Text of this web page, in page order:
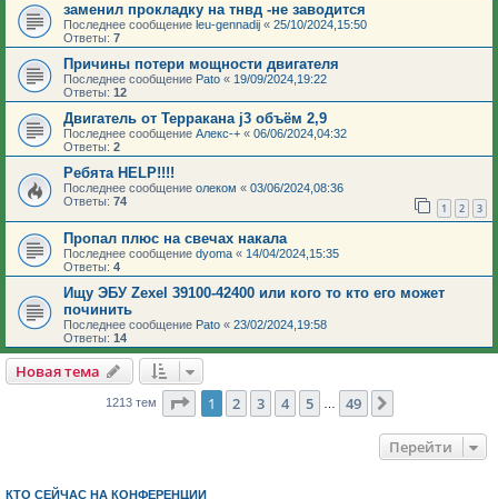
заменил прокладку на тнвд -не заводится
Последнее сообщение leu-gennadij « 25/10/2024,15:50
Ответы: 7
Причины потери мощности двигателя
Последнее сообщение Pato « 19/09/2024,19:22
Ответы: 12
Двигатель от Терракана j3 объём 2,9
Последнее сообщение Алекс-+ « 06/06/2024,04:32
Ответы: 2
Ребята HELP!!!!
Последнее сообщение олеком « 03/06/2024,08:36
Ответы: 74 1 2 3
Пропал плюс на свечах накала
Последнее сообщение dyoma « 14/04/2024,15:35
Ответы: 4
Ищу ЭБУ Zexel 39100-42400 или кого то кто его может
починить
Последнее сообщение Pato « 23/02/2024,19:58
Ответы: 14
Новая тема
1213 тем Страница из 49
1 2 3 4 5 49
Перейти
КТО СЕЙЧАС НА КОНФЕРЕНЦИИ